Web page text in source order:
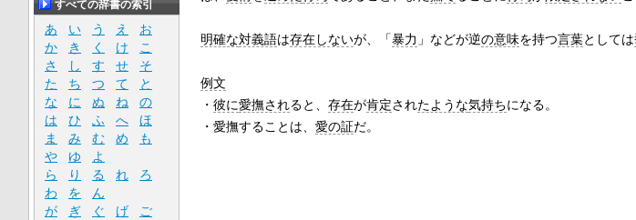
明確な対義語は存在しないが、「暴力 」などが逆の意味を持つ言葉としては
例文
・ 彼に愛撫されると、 存在が肯定されたような気持ちになる。
・愛撫することは、 愛の証だ。
すべての辞書の索引
あ い う え
お
か
き く け
こ
さ
し す せ
そ
た
ち つ て
と
な
に ぬ ね
の
は
ひ ふ へ
ほ
ま
み む め
も
や
ゆ
よ
ら
り る れ
ろ
わ
を
ん
が
ぎ ぐ げ
ご